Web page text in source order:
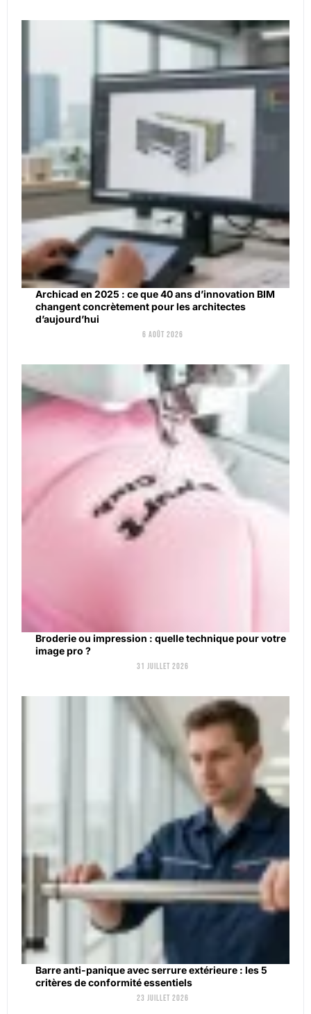
Archicad en 2025 : ce que 40 ans d’innovation BIM
changent concrètement pour les architectes
d’aujourd’hui
6 août 2026
Broderie ou impression : quelle technique pour votre
image pro ?
31 juillet 2026
Barre anti-panique avec serrure extérieure : les 5
critères de conformité essentiels
23 juillet 2026